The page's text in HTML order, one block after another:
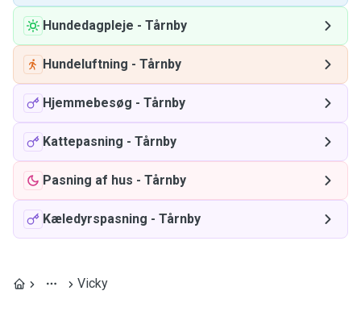
Hundedagpleje - Tårnby
Hundeluftning - Tårnby
Hjemmebesøg - Tårnby
Kattepasning - Tårnby
Pasning af hus - Tårnby
Kæledyrspasning - Tårnby
Vicky